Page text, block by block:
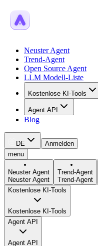
Neuster Agent
Trend-Agent
Open Source Agent
LLM Modell-Liste
Kostenlose KI-Tools
Agent API
Blog
DE
Anmelden
menu
Neuster Agent
Neuster Agent
Trend-Agent
Trend-Agent
Kostenlose KI-Tools
Kostenlose KI-Tools
Agent API
Agent API